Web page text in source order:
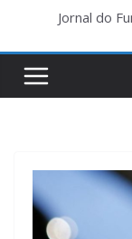
Jornal do